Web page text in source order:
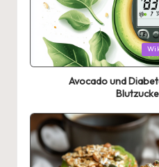
Posted
Avocado und